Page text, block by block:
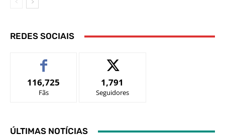
REDES SOCIAIS
116,725
Fãs
1,791
Seguidores
ÚLTIMAS NOTÍCIAS